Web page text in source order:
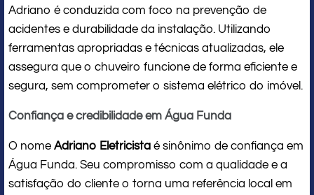
Adriano é conduzida com foco na prevenção de
acidentes e durabilidade da instalação. Utilizando
ferramentas apropriadas e técnicas atualizadas, ele
assegura que o chuveiro funcione de forma eficiente e
segura, sem comprometer o sistema elétrico do imóvel.
Confiança e credibilidade em Água Funda
O nome Adriano Eletricista é sinônimo de confiança em
Água Funda. Seu compromisso com a qualidade e a
satisfação do cliente o torna uma referência local em